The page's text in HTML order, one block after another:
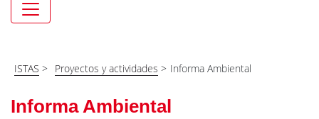
Navegación
ISTAS > Proyectos y actividades > Informa Ambiental
Informa Ambiental